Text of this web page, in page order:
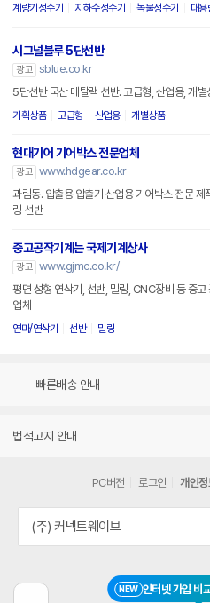
NEW 인터넷 가입 비
계량기정수기 지하수정수기 녹물정수기 대용
시그널블루 5단선반
광고 sblue.co.kr
5단선반 국산 메탈랙 선반. 고급형, 산업용, 개별
기획상품 고급형 산업용 개별상품
현대기어 기어박스 전문업체
광고 www.hdgear.co.kr
과림동. 압출용 압출기 산업용 기어박스 전문 제작 가공 기어 치면연마 보
링 선반
중고공작기계는 국제기계상사
광고 www.gjmc.co.kr/
평면 성형 연삭기, 선반, 밀링, CNC장비 등 중고
업체
연마/연삭기 선반 밀링
빠른배송 안내
법적고지 안내
PC버전 로그인 개인
(주) 커넥트웨이브